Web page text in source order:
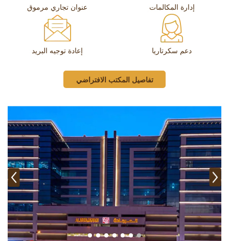
عنوان تجاري مرموق إدارة المكالمات
إعادة توجيه البريد دعم سكرتاريا
تفاصيل المكتب الافتراضي